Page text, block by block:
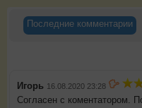
Последние комментарии
Игорь 16.08.2020 23:28
Согласен с коментатором.